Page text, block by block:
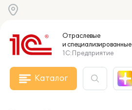
Отраслевые
и специализированные
1С:Предприятие
Каталог